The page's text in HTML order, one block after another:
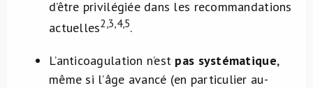
d’être privilégiée dans les recommandations
actuelles2,3,4,5.
L’anticoagulation n’est pas systématique,
même si l’âge avancé (en particulier au-